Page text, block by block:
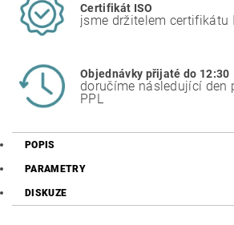
Certifikát ISO
jsme držitelem certifikátu
Objednávky přijaté do 12:30
doručíme následující den
PPL
POPIS
PARAMETRY
DISKUZE